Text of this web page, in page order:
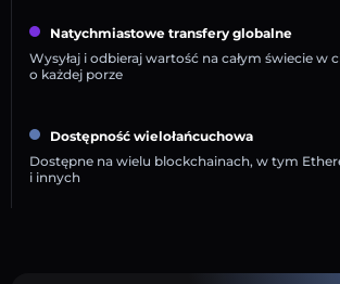
Natychmiastowe transfery globalne
Wysyłaj i odbieraj wartość na całym świecie w
o każdej porze
Dostępność wielołańcuchowa
Dostępne na wielu blockchainach, w tym
i innych